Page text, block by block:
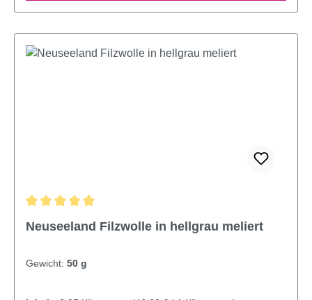
Neuseeland Filzwolle in hellgrau meliert
Gewicht: 50 g